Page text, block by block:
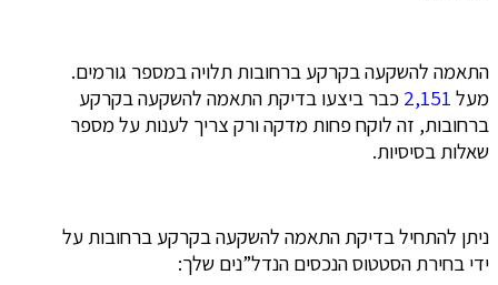
התאמה להשקעה בקרקע ברחובות תלויה במספר גורמים.
מעל 2,151 כבר ביצעו בדיקת התאמה להשקעה בקרקע
ברחובות, זה לוקח פחות מדקה ורק צריך לענות על מספר
שאלות בסיסיות.
ניתן להתחיל בדיקת התאמה להשקעה בקרקע ברחובות על
ידי בחירת הסטטוס הנכסים הנדל”נים שלך: